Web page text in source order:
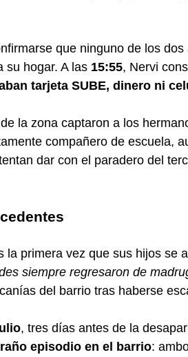
que ninguno de los
su hogar. A las 15:55, Nervi
tarjeta SUBE, dinero ni
de la zona captaron a los
compañero de escuela,
dar con el paradero del
la primera vez que sus hijos se
siempre regresaron de
del barrio tras haberse
, tres días antes de la
episodio en el barrio: